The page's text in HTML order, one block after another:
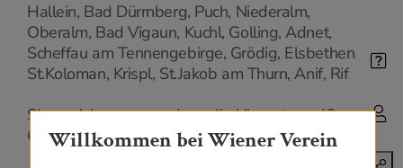
Hallein, Bad Dürrnberg, Puch, Niederalm,
Oberalm, Bad Vigaun, Kuchl, Golling, Adnet,
Scheffau am Tennengebirge, Grödig, Elsbethen,
St.Koloman, Krispl, St.Jakob am Thurn, Anif, Rif
Sie erreichen uns rund um die Uhr unter: +43
6245 80253
Willkommen bei Wiener Verein